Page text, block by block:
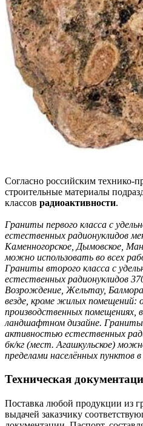
Согласно российским технико-
строительные материалы
классов радиоактивности.
Граниты первого класса с
естественных радионуклидов
Каменногорское, Дымовское,
можно использовать во всех
Граниты второго класса с
естественных радионуклидов
Возрождение, Жельтау,
везде, кроме жилых помещений:
производственных
ландшафтном дизайне. Граниты
активностью естественных
бк/кг (мест. Агашкульское)
пределами населённых
Техническая
Поставка любой продукции из
выдачей заказчику